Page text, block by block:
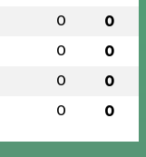
0 0
0 0
0 0
0 0